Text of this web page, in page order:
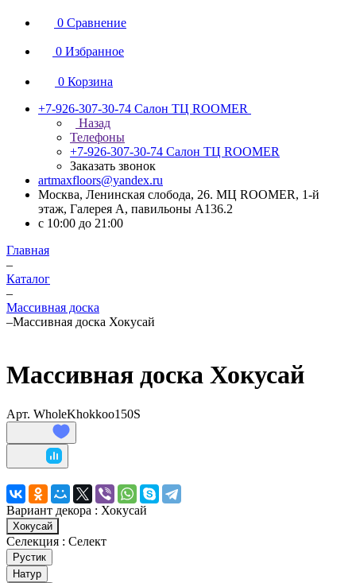
0 Сравнение
0 Избранное
0 Корзина
+7-926-307-30-74 Салон ТЦ ROOMER
Назад
Телефоны
+7-926-307-30-74 Салон ТЦ ROOMER
Заказать звонок
artmaxfloors@yandex.ru
Москва, Ленинская слобода, 26. МЦ ROOMER, 1-й
этаж, Галерея А, павильоны А136.2
с 10:00 до 21:00
Главная
–
Каталог
–
Массивная доска
–Массивная доска Хокусай
Массивная доска Хокусай
Арт. WholeKhokkoo150S
Вариант декора : Хокусай
Хокусай
Селекция : Селект
Рустик
Натур